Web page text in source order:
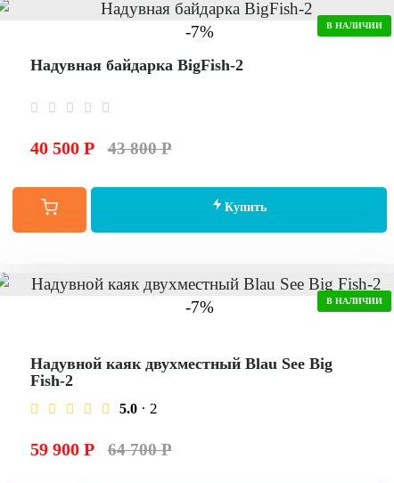
-7% В НАЛИЧИИ
Надувная байдарка BigFish-2
40 500 Р 43 800 Р
Купить
-7% В НАЛИЧИИ
Надувной каяк двухместный Blau See Big
Fish-2
5.0 · 2
59 900 Р 64 700 Р